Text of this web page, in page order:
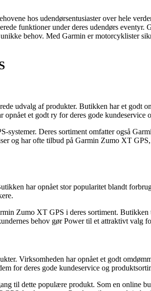
hos udendørsentusiaster over hele
funktioner under deres udendørs
behov. Med Garmin er motorcyklister
udvalg af produkter. Butikken har et godt
et godt ry for deres gode kundeservice
Deres sortiment omfatter også
og har ofte tilbud på Garmin Zumo XT
har opnået stor popularitet blandt
Zumo XT GPS i deres sortiment.
behov gør Power til et attraktivt valg
Virksomheden har opnået et godt
for deres gode kundeservice og
til dette populære produkt. Som en online